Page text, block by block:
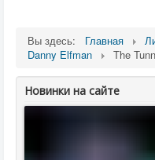
Вы здесь: Главная
Danny Elfman
The
Новинки на сайте